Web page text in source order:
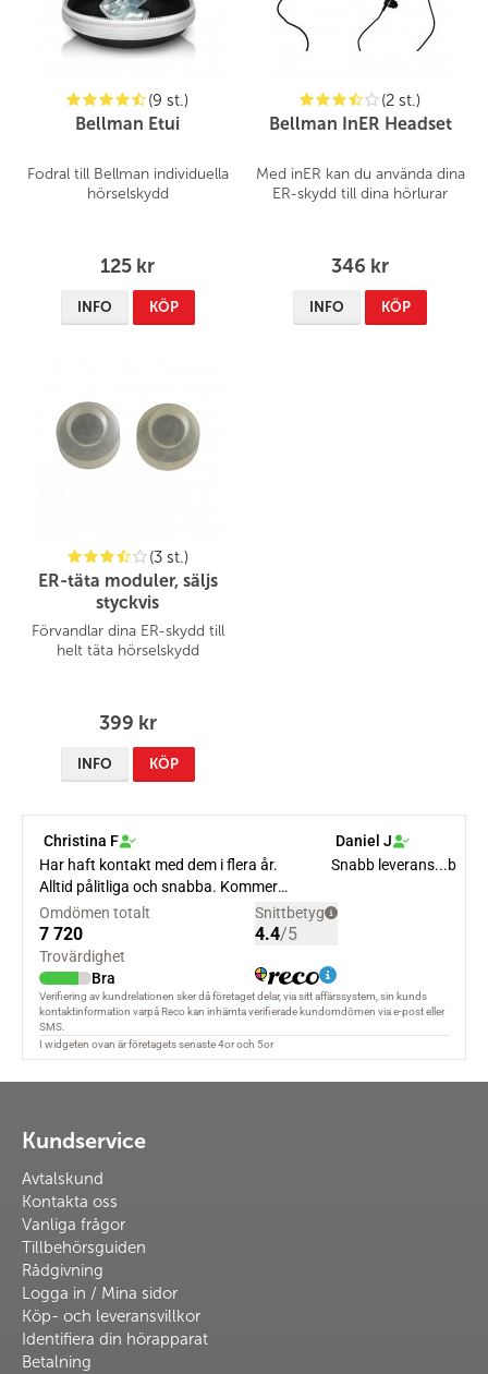
(9 st.)
Bellman Etui
Fodral till Bellman individuella
hörselskydd
125 kr
INFO KÖP
(2 st.)
Bellman InER Headset
Med inER kan du använda dina
ER-skydd till dina hörlurar
346 kr
INFO KÖP
(3 st.)
ER-täta moduler, säljs
styckvis
Förvandlar dina ER-skydd till
helt täta hörselskydd
399 kr
INFO KÖP
Kundservice
Avtalskund
Kontakta oss
Vanliga frågor
Tillbehörsguiden
Rådgivning
Logga in / Mina sidor
Köp- och leveransvillkor
Identifiera din hörapparat
Betalning